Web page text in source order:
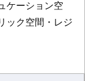
ケーション空
ック空間・レジ